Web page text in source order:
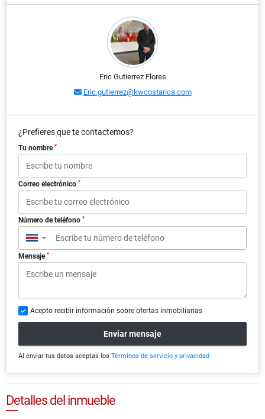
Eric Gutierrez Flores
Eric.gutierrez@kwcostarica.com
¿Prefieres que te contactemos?
Tu nombre *
Correo electrónico *
Número de teléfono *
▼
Mensaje *
Acepto recibir información sobre ofertas inmobiliarias
Enviar mensaje
Al enviar tus datos aceptas los Términos de servicio y privacidad
Detalles del inmueble